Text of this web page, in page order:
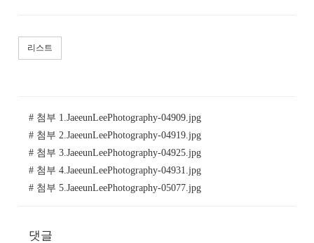
리스트
# 첨부 1.JaeeunLeePhotography-04909.jpg
# 첨부 2.JaeeunLeePhotography-04919.jpg
# 첨부 3.JaeeunLeePhotography-04925.jpg
# 첨부 4.JaeeunLeePhotography-04931.jpg
# 첨부 5.JaeeunLeePhotography-05077.jpg
댓글